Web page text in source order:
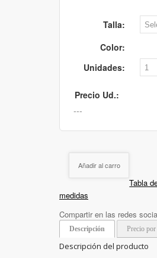
Talla:
Color:
Unidades:
Precio Ud.:
Añadir al carro
Tabla
medidas
Compartir en las redes
Descripción Precio por
Descripción del producto